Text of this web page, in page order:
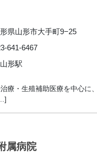
県山形市大手町9−25
641-6467
形駅
療・生殖補助医療を中心
属病院